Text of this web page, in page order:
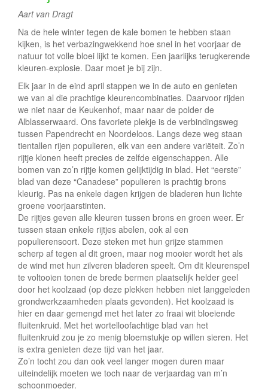
Aart van Dragt
Na de hele winter tegen de kale bomen te hebben staan
kijken, is het verbazingwekkend hoe snel in het voorjaar de
natuur tot volle bloei lijkt te komen. Een jaarlijks terugkerende
kleuren-explosie. Daar moet je bij zijn.
Elk jaar in de eind april stappen we in de auto en genieten
we van al die prachtige kleurencombinaties. Daarvoor rijden
we niet naar de Keukenhof, maar naar de polder de
Alblasserwaard. Ons favoriete plekje is de verbindingsweg
tussen Papendrecht en Noordeloos. Langs deze weg staan
tientallen rijen populieren, elk van een andere variëteit. Zo’n
rijtje klonen heeft precies de zelfde eigenschappen. Alle
bomen van zo’n rijtje komen gelijktijdig in blad. Het “eerste”
blad van deze “Canadese” populieren is prachtig brons
kleurig. Pas na enkele dagen krijgen de bladeren hun lichte
groene voorjaarstinten.
De rijtjes geven alle kleuren tussen brons en groen weer. Er
tussen staan enkele rijtjes abelen, ook al een
populierensoort. Deze steken met hun grijze stammen
scherp af tegen al dit groen, maar nog mooier wordt het als
de wind met hun zilveren bladeren speelt. Om dit kleurenspel
te voltooien tonen de brede bermen plaatselijk helder geel
door het koolzaad (op deze plekken hebben niet langgeleden
grondwerkzaamheden plaats gevonden). Het koolzaad is
hier en daar gemengd met het later zo fraai wit bloeiende
fluitenkruid. Met het wortelloofachtige blad van het
fluitenkruid zou je zo menig bloemstukje op willen sieren. Het
is extra genieten deze tijd van het jaar.
Zo’n tocht zou dan ook veel langer mogen duren maar
uiteindelijk moeten we toch naar de verjaardag van m’n
schoonmoeder.